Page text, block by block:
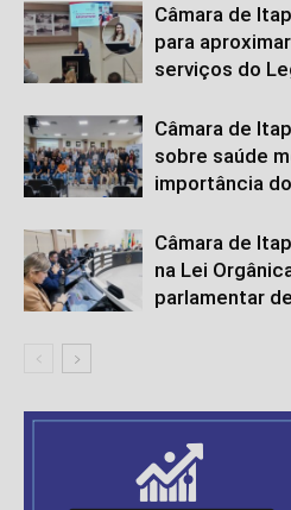
Câmara de
para
serviços do
Câmara de
sobre saúde
importância
Câmara de
na Lei
parlamentar